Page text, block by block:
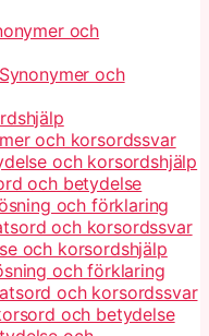
och
och
och korsordssvar
och korsordshjälp
och betydelse
och förklaring
och korsordssvar
och korsordshjälp
och förklaring
och korsordssvar
och betydelse